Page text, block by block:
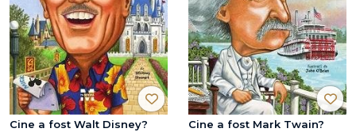
Cine a fost Walt Disney? Cine a fost Mark Twain?